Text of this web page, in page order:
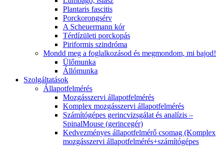
Plantaris fascitis
Porckorongsérv
A Scheuermann kór
Térdízületi porckopás
Piriformis szindróma
Mondd meg a foglalkozásod és megmondom, mi bajod!
Ülőmunka
Állómunka
Szolgáltatások
Állapotfelmérés
Mozgásszervi állapotfelmérés
Komplex mozgásszervi állapotfelmérés
Számítógépes gerincvizsgálat és analízis –
SpinalMouse (gerincegér)
Kedvezményes állapotfelmérő csomag (Komplex
mozgásszervi állapotfelmérés+számítógépes